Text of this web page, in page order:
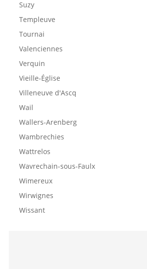
Suzy
Templeuve
Tournai
Valenciennes
Verquin
Vieille-Église
Villeneuve d'Ascq
Wail
Wallers-Arenberg
Wambrechies
Wattrelos
Wavrechain-sous-Faulx
Wimereux
Wirwignes
Wissant